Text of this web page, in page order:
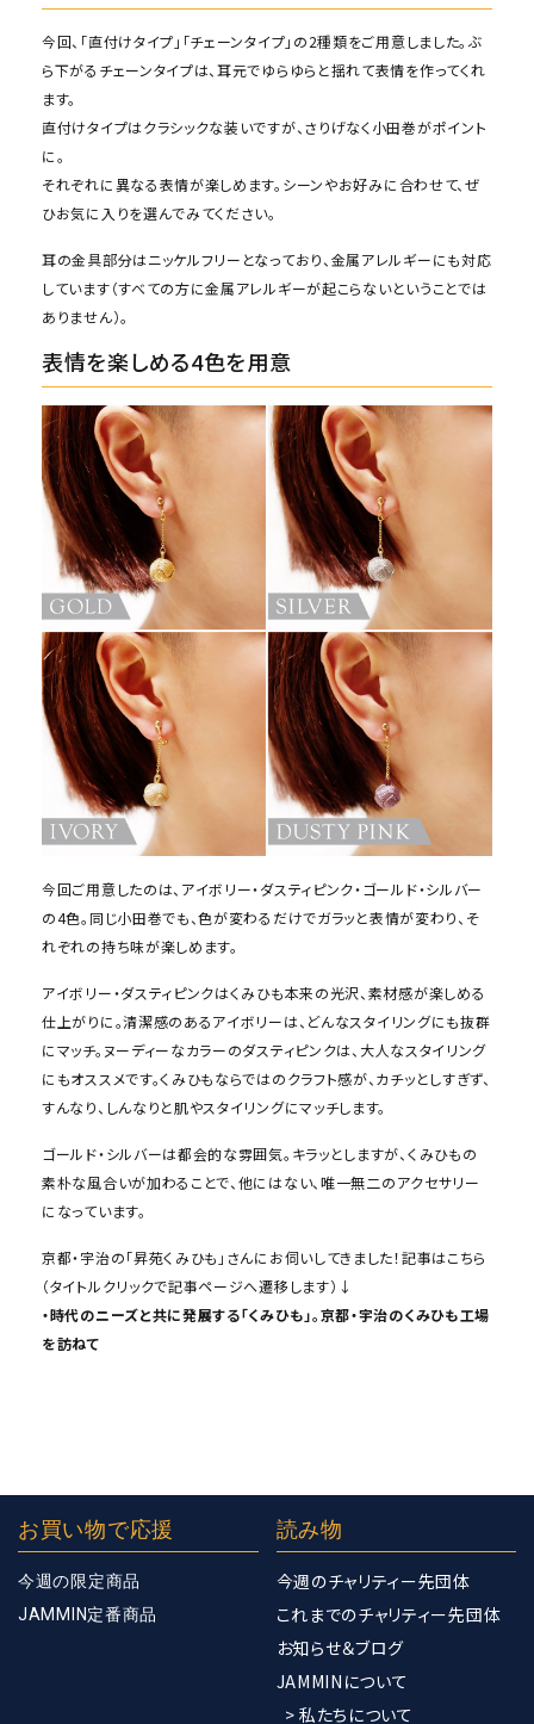
今回、「直付けタイプ」「チェーンタイプ」の2種類をご用意しました。ぶ
ら下がるチェーンタイプは、耳元でゆらゆらと揺れて表情を作ってくれ
ます。
直付けタイプはクラシックな装いですが、さりげなく小田巻がポイント
に。
それぞれに異なる表情が楽しめます。シーンやお好みに合わせて、ぜ
ひお気に入りを選んでみてください。
耳の金具部分はニッケルフリーとなっており、金属アレルギーにも対応
しています（すべての方に金属アレルギーが起こらないということでは
ありません）。
表情を楽しめる4色を用意
今回ご用意したのは、アイボリー・ダスティピンク・ゴールド・シルバー
の4色。同じ小田巻でも、色が変わるだけでガラッと表情が変わり、そ
れぞれの持ち味が楽しめます。
アイボリー・ダスティピンクはくみひも本来の光沢、素材感が楽しめる
仕上がりに。清潔感のあるアイボリーは、どんなスタイリングにも抜群
にマッチ。ヌーディーなカラーのダスティピンクは、大人なスタイリング
にもオススメです。くみひもならではのクラフト感が、カチッとしすぎず、
すんなり、しんなりと肌やスタイリングにマッチします。
ゴールド・シルバーは都会的な雰囲気。キラッとしますが、くみひもの
素朴な風合いが加わることで、他にはない、唯一無二のアクセサリー
になっています。
京都・宇治の「昇苑くみひも」さんにお伺いしてきました！記事はこちら
（タイトルクリックで記事ページへ遷移します）↓
・時代のニーズと共に発展する「くみひも」。京都・宇治のくみひも工場
を訪ねて
お買い物で応援
今週の限定商品
JAMMIN定番商品
読み物
今週のチャリティー先団体
これまでのチャリティー先団体
お知らせ＆ブログ
JAMMINについて
> 私たちについて